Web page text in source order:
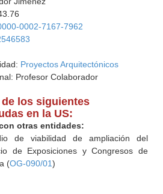
0002-7167-7962
Proyectos Arquitectónicos
Profesor Colaborador
los siguientes
en la US:
otras entidades:
de viabilidad de ampliación del
de Exposiciones y Congresos de
(OG-090/01)